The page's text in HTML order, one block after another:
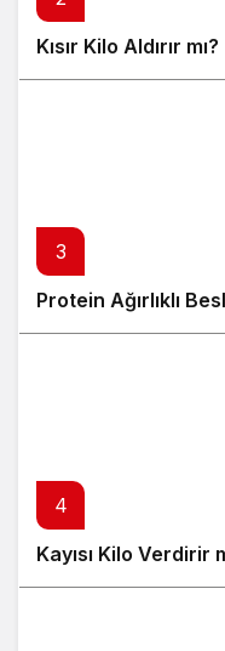
Kısır Kilo Aldırır mı?
3
Protein Ağırlıklı
4
Kayısı Kilo Verdirir